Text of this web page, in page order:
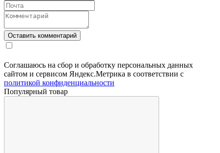
Соглашаюсь на сбор и обработку персональных данных
сайтом и сервисом Яндекс.Метрика в соответствии с
политикой конфиденциальности
Популярный товар